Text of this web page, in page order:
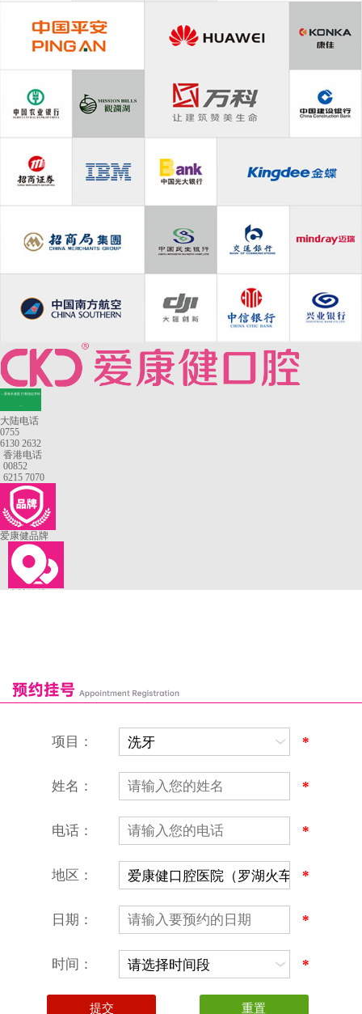
—香港长者医疗券指定牙科
大陆电话
0755
6130 2632
香港电话
00852
6215 7070
爱康健品牌
恒乐口腔诊所
富港口腔诊所
营业时间：9:00-18:00
（节假日照常上班）
微信线上预约：aikangjian1995
微信小程序：爱康健齿科
本网站信息仅供参考，不作为诊疗及医疗根据
深圳爱康健口腔医院版权所有 粤ICP备12058131号-2
项目： *
姓名： *
电话： *
地区： *
日期： *
时间： *